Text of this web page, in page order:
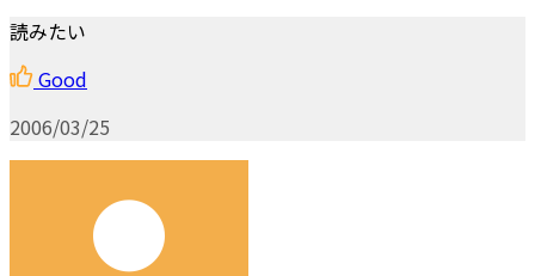
読みたい
Good
2006/03/25